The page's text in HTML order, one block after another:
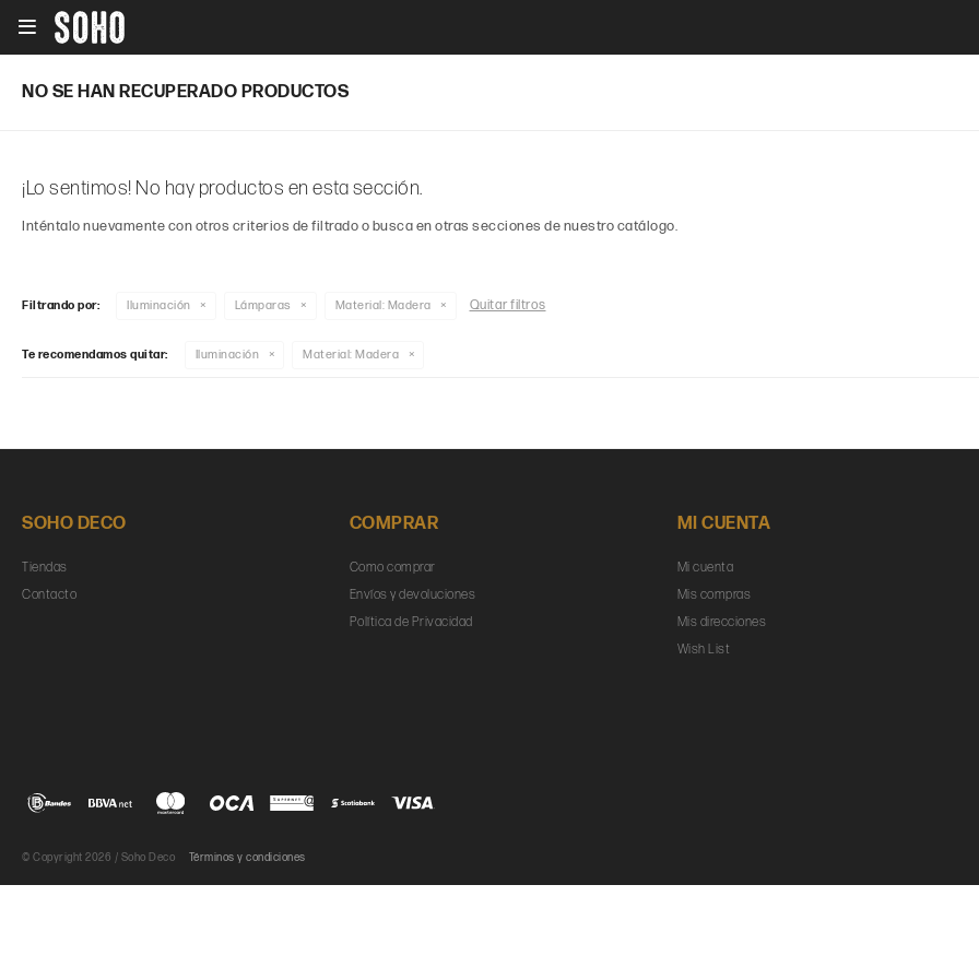

NO SE HAN RECUPERADO PRODUCTOS
¡Lo sentimos! No hay productos en esta sección.
Inténtalo nuevamente con otros criterios de filtrado o busca en otras secciones de nuestro catálogo.
Filtrando por: Iluminación Lámparas Material: Madera Quitar filtros
Te recomendamos quitar: Iluminación Material: Madera
SOHO DECO
Tiendas
Contacto
COMPRAR
Como comprar
Envíos y devoluciones
Política de Privacidad
MI CUENTA
Mi cuenta
Mis compras
Mis direcciones
Wish List
© Copyright 2026 / Soho Deco Términos y condiciones